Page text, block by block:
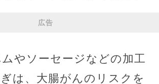
広告
やソーセージなどの加工
は、大腸がんのリスクを